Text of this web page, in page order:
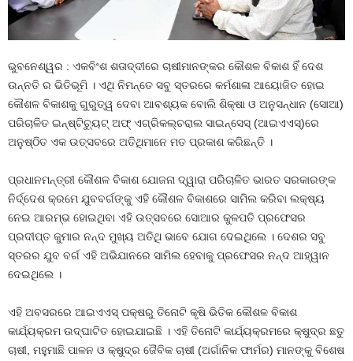
ଭୁବନେଶ୍ୱର : ଏକବିଂଶ ଶତାଦ୍ଦୀରେ ଚାଷୀମାନଙ୍କର କୌଶଳ ବିକାଶ ହିଁ ଦେଶ
ଉନ୍ନତି ର ଭିତିଭୂମି । ଏଥି ନିମନ୍ତେ ସବୁ ସ୍ତରରେ କର୍ମଶାଳା ଆୟୋଜିତ ହୋଇ
କୌଶଳ ବିକାଶକୁ ଗୁରୁତ୍ୱ ଦେବା ଆବଶ୍ୟକ ବୋଲି ଶିକ୍ଷା ଓ ଅନୁସନ୍ଧାନ (ସୋଆ)
ପରିଚାଳିତ ଇନ୍‌ଷ୍ଟିଚ୍ୟୁଟ୍ ଅଫ୍ ଏଗ୍ରିକଲ୍‌ଚରାଲ ସାଇନ୍‌ସେସ୍ (ଆଇଏଏସ୍‌)ରେ
ଅନୁଷ୍ଠିତ ଏକ ଉତ୍ସବରେ ଅତିଥିମାନେ ମତ ପ୍ରକାଶ କରିଛନ୍ତି ।
ପ୍ରଧାନମନ୍ତ୍ରୀ କୌଶଳ ବିକାଶ ଯୋଜନା ଦ୍ୱାରା ପରିଚାଳିତ ଭାରତ ସରକାରଙ୍କ
ନିର୍ଦ୍ଦେଶ କ୍ରମେ ଯୁବବର୍ଗଙ୍କୁ ଏହି କୌଶଳ ବିକାଶରେ ସାମିଲ କରିବା ଲକ୍ଷ୍ୟ
ନେଇ ଆରମ୍ଭ ହୋଇଥିବା ଏହି ଉତ୍ସବରେ ସୋଆର କୁଳପତି ପ୍ରଫେସର
ପ୍ରଦୀପ୍ତ କୁମାର ନନ୍ଦ ମୁଖ୍ୟ ଅତିଥି ଭାବେ ଯୋଗ ଦେଇଥିଲେ । ଦେଶର ସବୁ
ସ୍ତରର ଯୁବ ବର୍ଗ ଏହି ଅଭିଯାନରେ ସାମିଲ ହେବାକୁ ପ୍ରଫେସର ନନ୍ଦ ଆହ୍ୱାନ
ଦେଇଥିଲେ ।
ଏହି ଅବସରରେ ଆଇଏଏସ୍ ପକ୍ଷରୁ ତିନୋଟି କୃଷି ଭିତିକ କୌଶଳ ବିକାଶ
କାର୍ଯ୍ୟକ୍ରମ ଉଦ୍‌ଘାଟିତ ହୋଇଯାଇଛି । ଏହି ତିନୋଟି କାର୍ଯ୍ୟକ୍ରମରେ କ୍ଷୁଦ୍ର ଛତୁ
ଚାଷୀ, ମହୁମାଛି ପାଳନ ଓ କ୍ଷୁଦ୍ର ଜୈବିକ ଚାଷୀ (ଅର୍ଗାନିକ ଫାର୍ମର) ମାନଙ୍କୁ ବିଶେଷ